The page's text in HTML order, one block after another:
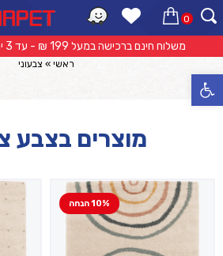
פתח סרגל נגישות
אפשרות החזרה/החלפה עד 14 ימי עסקים 🔁
0 קטלוג
ראשי » צבעוני
מוצרים בצבע
10% הנחה